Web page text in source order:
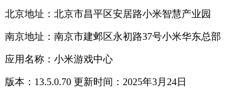
北京地址：北京市昌平区安居路小米智慧产业园
南京地址：南京市建邺区永初路37号小米华东总部
应用名称：小米游戏中心
版本：13.5.0.70 更新时间：2025年3月24日